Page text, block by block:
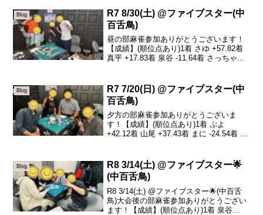
とうございます🎉...
Blog
R7 8/30(土) @ファイブスター(中
百舌鳥)
昼の部麻雀参加ありがとうございます！
【成績】(順位点あり)1着 さゆ +57.82着
真平 +17.83着 泉谷 -11.64着 さっちゃん
が居ない中ありがとう...
Blog
R7 7/20(日) @ファイブスター(中
百舌鳥)
夕方の部麻雀参加ありがとうございま
す！【成績】(順位点あり)1着 ぷよ
+42.12着 山尾 +37.43着 まに -24.54着 か
(^^)かん介さんは今日は...
Blog
R8 3/14(土) @ファイブスター🌟
(中百舌鳥)
R8 3/14(土) @ファイブスター🌟(中百舌
鳥)大会後の部麻雀参加ありがとうござい
ます！【成績】(順位点あり)1着 泉谷